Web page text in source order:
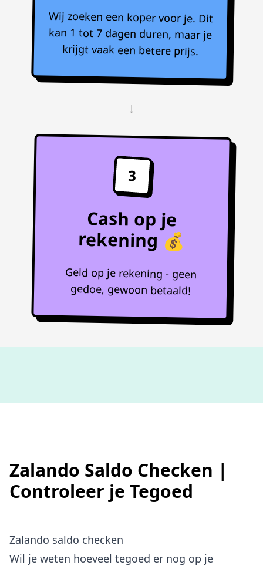
Wij zoeken een koper voor je. Dit
kan 1 tot 7 dagen duren, maar je
krijgt vaak een betere prijs.
↓
3
Cash op je
rekening 💰
Geld op je rekening - geen
gedoe, gewoon betaald!
Zalando Saldo Checken |
Controleer je Tegoed
Zalando saldo checken
Wil je weten hoeveel tegoed er nog op je